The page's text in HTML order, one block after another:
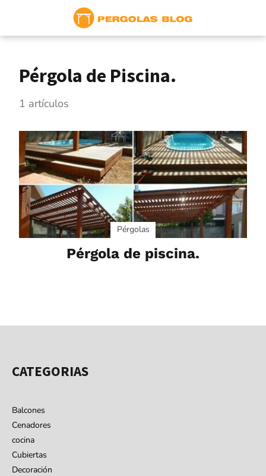
Pérgola de Piscina.
1 artículos
Pérgolas
Pérgola de piscina.
CATEGORIAS
Balcones
Cenadores
cocina
Cubiertas
Decoración